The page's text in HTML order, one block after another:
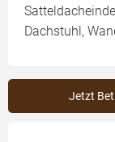
Dachstuhl,
Jetzt